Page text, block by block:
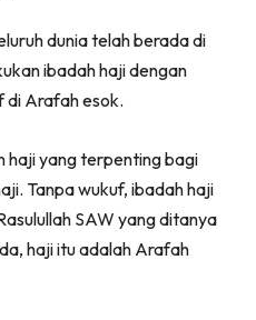
dunia telah berada di
ibadah haji dengan
di Arafah esok.
haji yang terpenting bagi
Tanpa wukuf, ibadah haji
SAW yang ditanya
haji itu adalah Arafah